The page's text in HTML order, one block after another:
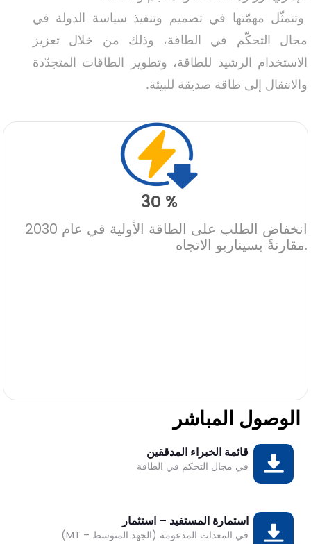
وتتمثّل مهمّتها في تصميم وتنفيذ سياسة الدولة في
مجال التحكّم في الطاقة، وذلك من خلال تعزيز
الاستخدام الرشيد للطاقة، وتطوير الطاقات المتجدّدة
والانتقال إلى طاقة صديقة للبيئة.
30 %
انخفاض الطلب على الطاقة الأولية في عام 2030
مقارنةً بسيناريو الاتجاه.
الوصول المباشر
تحميل قائمة الخبراء المدققين
في مجال التحكم في الطاقة
تحميل استمارة المستفيد – استثمار
في المعدات المدعومة (الجهد المتوسط – MT)
Bonjour 👋